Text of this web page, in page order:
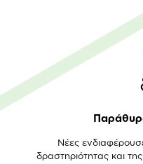
Νέες
δραστηριότητας και